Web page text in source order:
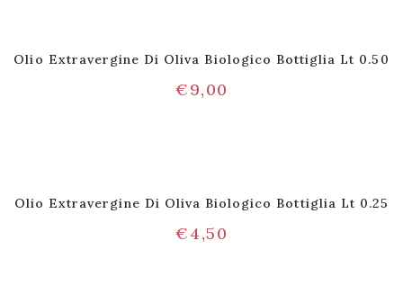
Olio Extravergine Di Oliva Biologico Bottiglia Lt 0.50
€9,00
Olio Extravergine Di Oliva Biologico Bottiglia Lt 0.25
€4,50